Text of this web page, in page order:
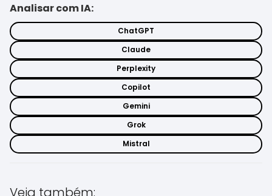
Analisar com IA:
ChatGPT
Claude
Perplexity
Copilot
Gemini
Grok
Mistral
Veja também: